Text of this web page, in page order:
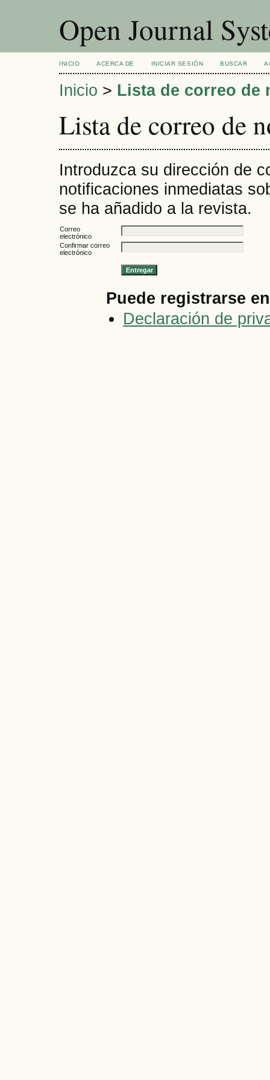
Open Journal
INICIO ACERCA DE INICIAR SESIÓN BUSCAR
Inicio > Lista de correo de
Lista de correo de
Introduzca su dirección de
notificaciones inmediatas
se ha añadido a la revista.
Correo
electrónico
Confirmar correo
electrónico
Puede registrarse
Declaración de